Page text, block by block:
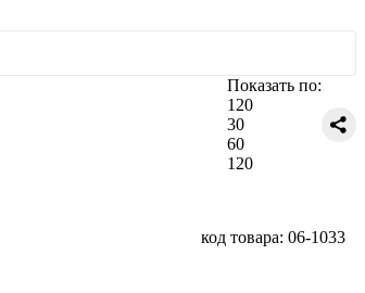
Показать по:
120
30
60
120
код товара: 06-1033